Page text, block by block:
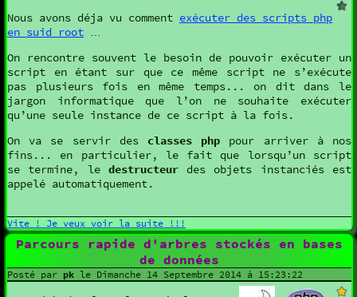
Nous avons déja vu comment exécuter des scripts php
en suid root …
On rencontre souvent le besoin de pouvoir exécuter un
script en étant sur que ce même script ne s’exécute
pas plusieurs fois en même temps... on dit dans le
jargon informatique que l’on ne souhaite exécuter
qu’une seule instance de ce script à la fois.
On va se servir des classes php pour arriver à nos
fins... en particulier, le fait que lorsqu’un script
se termine, le destructeurdes objets instanciés est
appelé automatiquement.
Vite ! Je veux voir la suite !!!
Parcours rapide d'arbres stockés en bases
de données
Posté par pk le Dimanche 14 Septembre 2014 à 15:23:22